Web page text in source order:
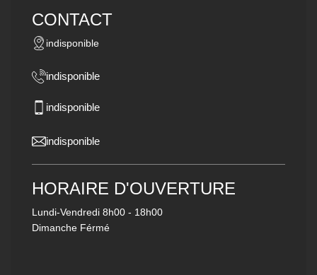
CONTACT
indisponible
indisponible
indisponible
indisponible
HORAIRE D'OUVERTURE
Lundi-Vendredi 8h00 - 18h00
Dimanche Férmé